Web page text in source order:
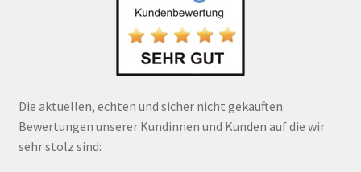
Die aktuellen, echten und sicher nicht gekauften
Bewertungen unserer Kundinnen und Kunden auf die wir
sehr stolz sind: